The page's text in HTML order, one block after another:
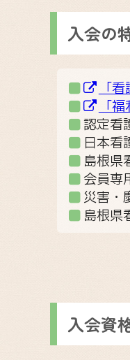
入会の
「看
「福
認定看
日本看
島根県
会員専
災害・
島根県
入会資